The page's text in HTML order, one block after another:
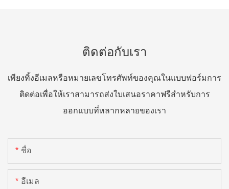
ติดต่อกับเรา
เพียงทิ้งอีเมลหรือหมายเลขโทรศัพท์ของคุณในแบบฟอร์มการ
ติดต่อเพื่อให้เราสามารถส่งใบเสนอราคาฟรีสำหรับการ
ออกแบบที่หลากหลายของเรา
ชื่อ
อีเมล